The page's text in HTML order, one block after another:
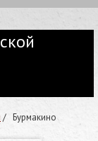
/ Бурмакино